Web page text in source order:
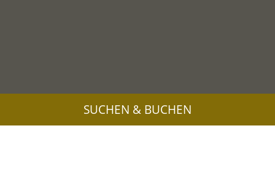
SUCHEN & BUCHEN